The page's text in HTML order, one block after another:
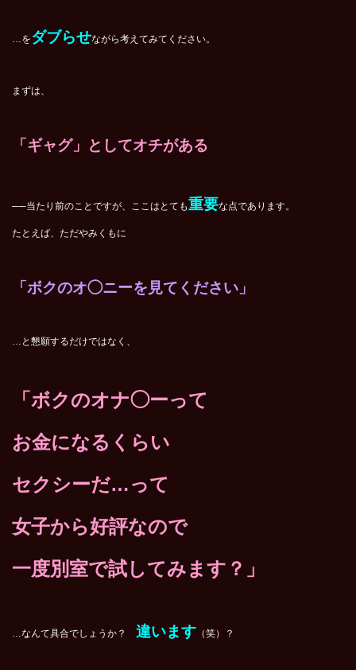
…をダブらせながら考えてみてください。
まずは、
「ギャグ」としてオチがある
──当たり前のことですが、ここはとても重要な点であります。
たとえば、ただやみくもに
「ボクのオ◯ニーを見てください」
…と懇願するだけではなく、
「ボクのオナ◯ーって
お金になるくらい
セクシーだ…って
女子から好評なので
一度別室で試してみます？」
…なんて具合でしょうか？ 違います （笑）？